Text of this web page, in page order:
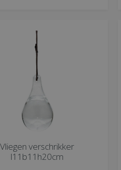
Vliegen verschrikker
l11b11h20cm